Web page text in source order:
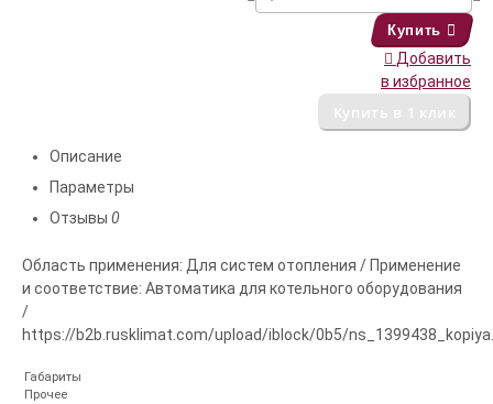
Купить
Добавить
в избранное
Описание
Параметры
Отзывы 0
Область применения: Для систем отопления / Применение
и соответствие: Автоматика для котельного оборудования
/
https://b2b.rusklimat.com/upload/iblock/0b5/
Габариты
Прочее